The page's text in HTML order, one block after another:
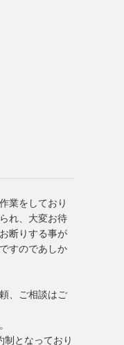
業をしており
れ、大変お待
断りする事が
すのであしか
、ご相談はご
制となっており